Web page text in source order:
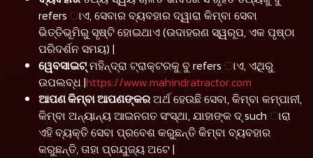
refers ାଏ, ସେବାର ବ୍ୟବହାର ଦ୍ୱାରା କିମ୍ବା ସେବା
ଭିତ୍ତିଭୂମିରୁ ସୃଷ୍ଟି ହୋଇଥାଏ (ଉଦାହରଣ ସ୍ୱରୂପ, ଏକ ପୃଷ୍ଠା
ପରିଦର୍ଶନ ସମୟ) |
ୱେବସାଇଟ୍ମହିନ୍ଦ୍ରା ଟ୍ରାକ୍ଟରକୁ ବୁ refers ାଏ, ଏଥିରୁ
ଉପଲବ୍ଧ |https://www.mahindratractor.com
ଆପଣ କିମ୍ବା ଆପଣଙ୍କରଅର୍ଥ ହେଉଛି ସେବା, କିମ୍ବା କମ୍ପାନୀ,
କିମ୍ବା ଅନ୍ୟାନ୍ୟ ଆଇନଗତ ସଂସ୍ଥା, ଯାହାଙ୍କ ଦ୍ such ାରା
ଏହି ବ୍ୟକ୍ତି ସେବା ପ୍ରବେଶ କରୁଛନ୍ତି କିମ୍ବା ବ୍ୟବହାର
କରୁଛନ୍ତି, ତାହା ପ୍ରଯୁଜ୍ୟ ଅଟେ |